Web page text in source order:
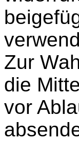
Zur
die
vor